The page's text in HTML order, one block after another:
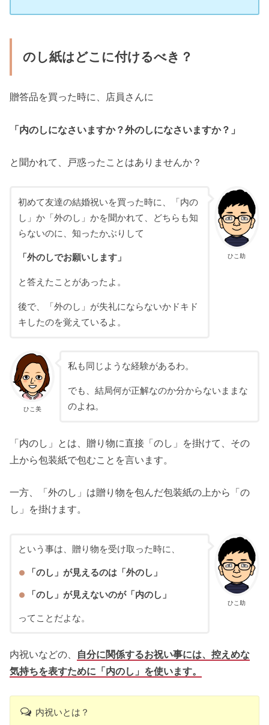
のし紙はどこに付けるべき？
贈答品を買った時に、店員さんに
「内のしになさいますか？外のしになさいますか？」
と聞かれて、戸惑ったことはありませんか？
ひこ助
初めて友達の結婚祝いを買った時に、「内の
し」か「外のし」かを聞かれて、どちらも知
らないのに、知ったかぶりして
「外のしでお願いします」
と答えたことがあったよ。
後で、「外のし」が失礼にならないかドキド
キしたのを覚えているよ。
ひこ美
私も同じような経験があるわ。
でも、結局何が正解なのか分からないままな
のよね。
「内のし」とは、贈り物に直接「のし」を掛けて、その
上から包装紙で包むことを言います。
一方、「外のし」は贈り物を包んだ包装紙の上から「の
し」を掛けます。
ひこ助
という事は、贈り物を受け取った時に、
「のし」が見えるのは「外のし」
「のし」が見えないのが「内のし」
ってことだよな。
内祝いなどの、 自分に関係するお祝い事には、控えめな
気持ちを表すために「内のし」を使います。
内祝いとは？